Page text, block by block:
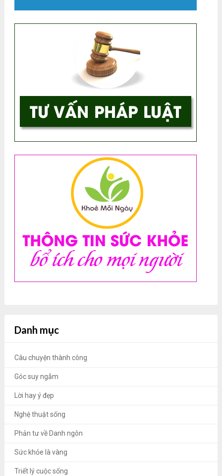
Danh mục
Câu chuyện thành công
Góc suy ngẫm
Lời hay ý đẹp
Nghệ thuật sống
Phản tư về Danh ngôn
Sức khỏe là vàng
Triết lý cuộc sống